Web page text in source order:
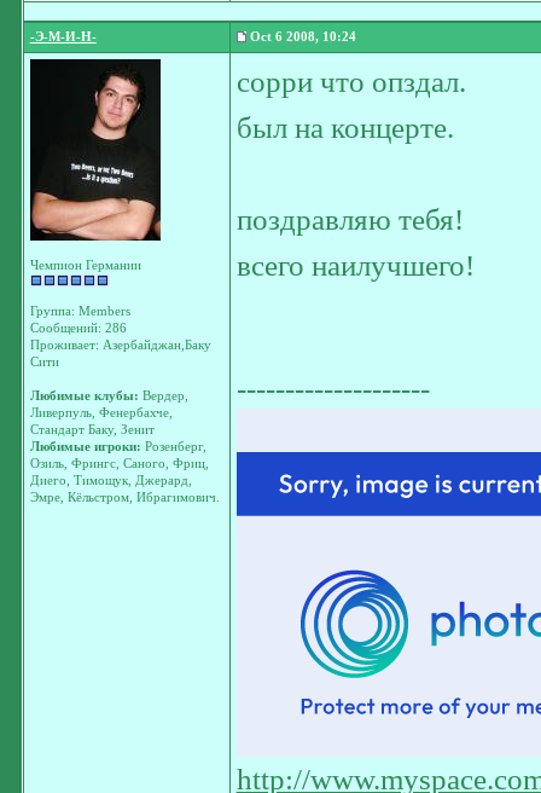
-Э-М-И-Н- Oct 6 2008, 10:24
Чемпион Германии
Группа: Members
Сообщений: 286
Проживает: Азербайджан,Баку
Сити
Любимые клубы: Вердер,
Ливерпуль, Фенербахче,
Стандарт Баку, Зенит
Любимые игроки: Розенберг,
Озиль, Фрингс, Саного, Фриц,
Диего, Тимощук, Джерард,
Эмре, Кёльстром, Ибрагимович.
сорри что опздал.
был на концерте.
поздравляю тебя!
всего наилучшего!
--------------------
http://